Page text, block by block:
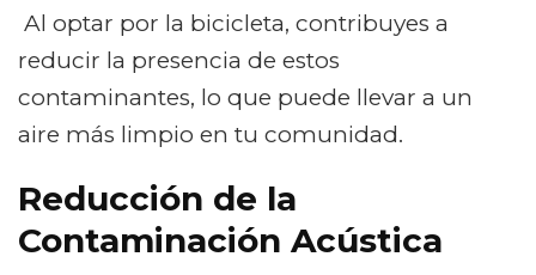
Al optar por la bicicleta, contribuyes a
reducir la presencia de estos
contaminantes, lo que puede llevar a un
aire más limpio en tu comunidad.
Reducción de la
Contaminación Acústica